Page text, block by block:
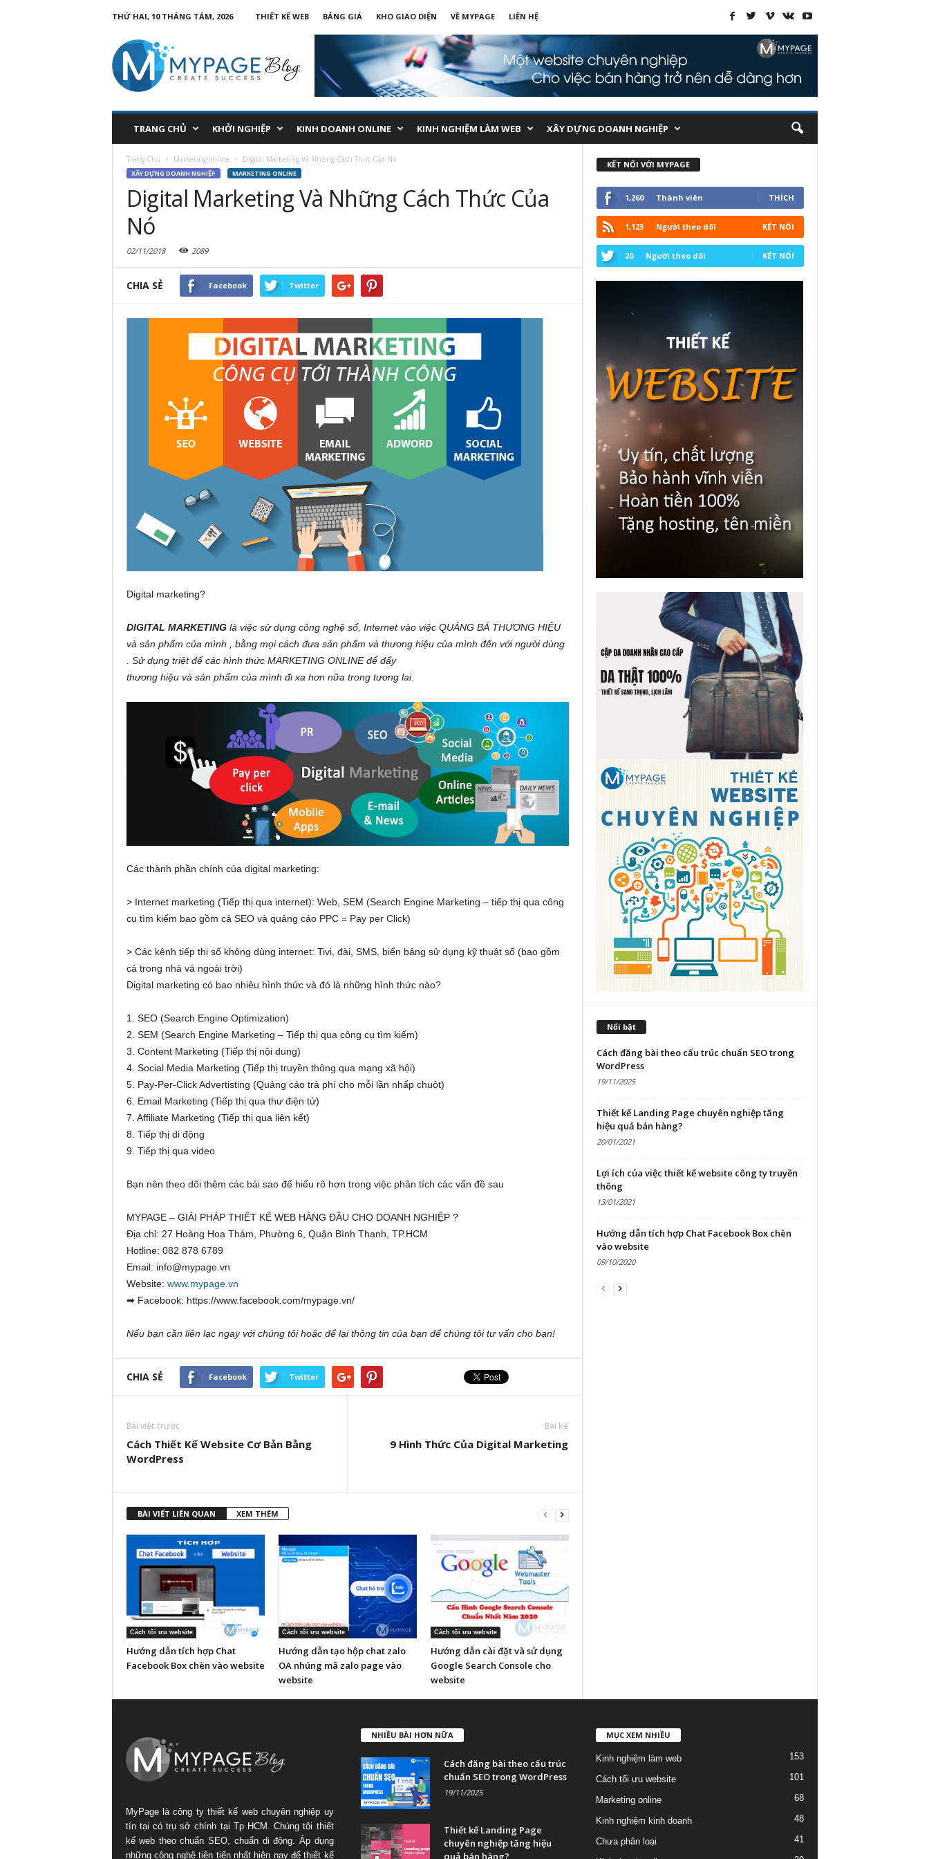
THỨ HAI, 10 THÁNG TÁM, 2026 THIẾT KẾ WEB BẢNG GIÁ KHO GIAO DIỆN VỀ MYPAGE LIÊN HỆ
TRANG CHỦ KHỞI NGHIỆP KINH DOANH ONLINE KINH NGHIỆM LÀM WEB XÂY DỰNG DOANH NGHIỆP
Trang Chủ Marketing online Digital Marketing Và Những Cách Thức Của Nó
XÂY DỰNG DOANH NGHIỆP MARKETING ONLINE
Digital Marketing Và Những Cách Thức Của
Nó
02/11/2018 2089
CHIA SẺ Facebook Twitter
Digital marketing?
DIGITAL MARKETINGlà việc sử dụng công nghệ số, Internet vào việc QUẢNG BÁ THƯƠNG HIỆU
và sản phẩm của mình , bằng mọi cách đưa sản phẩm và thương hiệu của mình đến với người dùng
. Sử dụng triệt để các hình thức MARKETING ONLINE để đẩy
thương hiệu và sản phẩm của mình đi xa hơn nữa trong tương lai.
Các thành phần chính của digital marketing:
> Internet marketing (Tiếp thị qua internet): Web, SEM (Search Engine Marketing – tiếp thị qua công
cụ tìm kiếm bao gồm cả SEO và quảng cáo PPC = Pay per Click)
> Các kênh tiếp thị số không dùng internet: Tivi, đài, SMS, biển bảng sử dụng kỹ thuật số (bao gồm
cả trong nhà và ngoài trời)
Digital marketing có bao nhiêu hình thức và đó là những hình thức nào?
1. SEO (Search Engine Optimization)
2. SEM (Search Engine Marketing – Tiếp thị qua công cụ tìm kiếm)
3. Content Marketing (Tiếp thị nội dung)
4. Social Media Marketing (Tiếp thị truyền thông qua mạng xã hội)
5. Pay-Per-Click Advertisting (Quảng cáo trả phí cho mỗi lần nhấp chuột)
6. Email Marketing (Tiếp thị qua thư điện tử)
7. Affiliate Marketing (Tiếp thị qua liên kết)
8. Tiếp thị di động
9. Tiếp thị qua video
Bạn nên theo dõi thêm các bài sao để hiểu rõ hơn trong việc phân tích các vấn đề sau
MYPAGE – GIẢI PHÁP THIẾT KẾ WEB HÀNG ĐẦU CHO DOANH NGHIỆP ?
Địa chỉ: 27 Hoàng Hoa Thám, Phường 6, Quận Bình Thạnh, TP.HCM
Hotline: 082 878 6789
Email: info@mypage.vn
Website: www.mypage.vn
➡ Facebook: https://www.facebook.com/mypage.vn/
Nếu bạn cần liên lạc ngay với chúng tôi hoặc để lại thông tin của bạn để chúng tôi tư vấn cho bạn!
CHIA SẺ Facebook Twitter
Bài viết trước
Cách Thiết Kế Website Cơ Bản Bằng
WordPress
Bài kế
9 Hình Thức Của Digital Marketing
BÀI VIẾT LIÊN QUAN XEM THÊM
Cách tối ưu website
Hướng dẫn tích hợp Chat
Facebook Box chèn vào website
Cách tối ưu website
Hướng dẫn tạo hộp chat zalo
OA nhúng mã zalo page vào
website
Cách tối ưu website
Hướng dẫn cài đặt và sử dụng
Google Search Console cho
website
KẾT NỐI VỚI MYPAGE
1,260 Thành viên THÍCH
1,123 Người theo dõi KẾT NỐI
20 Người theo dõi KẾT NỐI
Nổi bật
Cách đăng bài theo cấu trúc chuẩn SEO trong
WordPress
19/11/2025
Thiết kế Landing Page chuyên nghiệp tăng
hiệu quả bán hàng?
20/01/2021
Lợi ích của việc thiết kế website công ty truyền
thông
13/01/2021
Hướng dẫn tích hợp Chat Facebook Box chèn
vào website
09/10/2020
MyPage là công ty thiết kế web chuyên nghiệp uy
tín tại có trụ sở chính tại Tp HCM. Chúng tôi thiết
kế web theo chuẩn SEO, chuẩn di động. Áp dụng
những công nghệ tiên tiến nhất hiện nay để thiết kế
NHIỀU BÀI HƠN NỮA
Cách đăng bài theo cấu trúc
chuẩn SEO trong WordPress
19/11/2025
Thiết kế Landing Page
chuyên nghiệp tăng hiệu
quả bán hàng?
MỤC XEM NHIỀU
Kinh nghiệm làm web 153
Cách tối ưu website 101
Marketing online 68
Kinh nghiệm kinh doanh 48
Chưa phân loại 41